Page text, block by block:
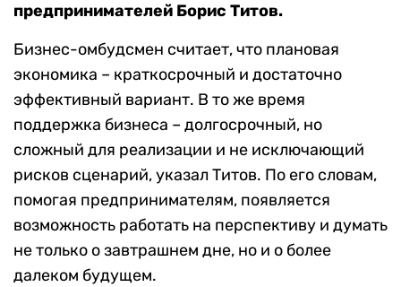
предпринимателей Борис Титов.
Бизнес-омбудсмен считает, что плановая
экономика – краткосрочный и достаточно
эффективный вариант. В то же время
поддержка бизнеса – долгосрочный, но
сложный для реализации и не исключающий
рисков сценарий, указал Титов. По его словам,
помогая предпринимателям, появляется
возможность работать на перспективу и думать
не только о завтрашнем дне, но и о более
далеком будущем.